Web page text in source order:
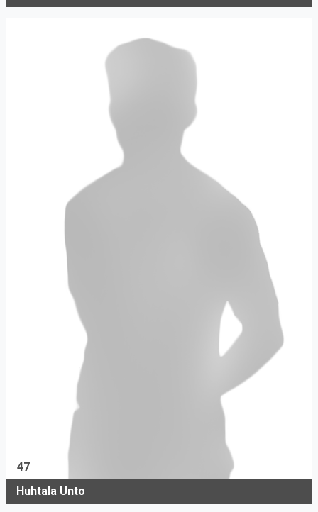
47
Huhtala Unto